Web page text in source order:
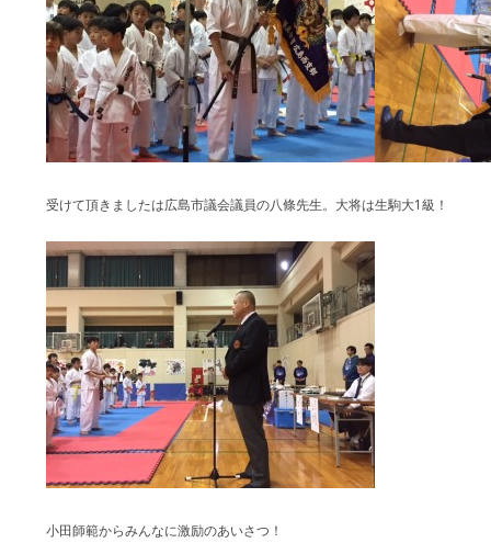
受けて頂きましたは広島市議会議員の八條先生。大将は生駒大1級！
小田師範からみんなに激励のあいさつ！